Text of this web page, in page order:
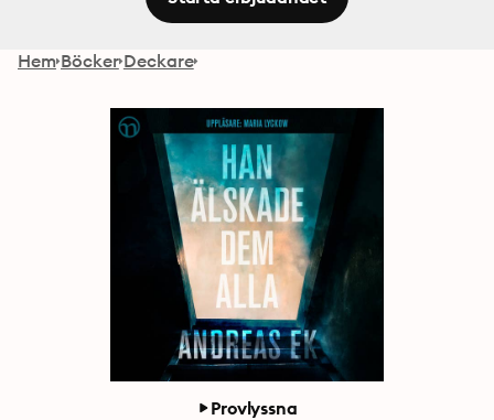
Hem Böcker Deckare
Provlyssna